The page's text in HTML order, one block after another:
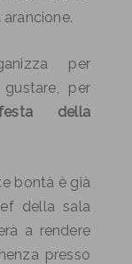
per
per
della
bontà è già
della sala
a rendere
presso